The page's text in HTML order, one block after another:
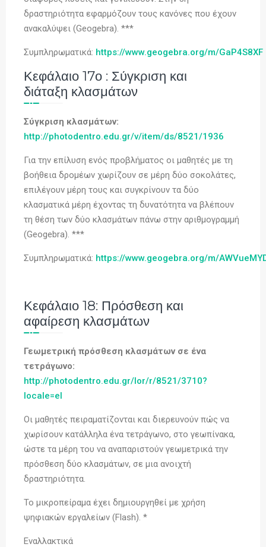
δραστηριότητα εφαρμόζουν τους κανόνες που έχουν
ανακαλύψει (Geogebra). ***
Συμπληρωματικά: https://www.geogebra.org/m/GaP4S8XF
Κεφάλαιο 17ο : Σύγκριση και
διάταξη κλασμάτων
Σύγκριση κλασμάτων:
http://photodentro.edu.gr/v/item/ds/8521/1936
Για την επίλυση ενός προβλήματος οι μαθητές με τη
βοήθεια δρομέων χωρίζουν σε μέρη δύο σοκολάτες,
επιλέγουν μέρη τους και συγκρίνουν τα δύο
κλασματικά μέρη έχοντας τη δυνατότητα να βλέπουν
τη θέση των δύο κλασμάτων πάνω στην αριθμογραμμή
(Geogebra). ***
Συμπληρωματικά: https://www.geogebra.org/m/
Κεφάλαιο 18: Πρόσθεση και
αφαίρεση κλασμάτων
Γεωμετρική πρόσθεση κλασμάτων σε ένα
τετράγωνο:
http://photodentro.edu.gr/lor/r/8521/3710?
locale=el
Οι μαθητές πειραματίζονται και διερευνούν πώς να
χωρίσουν κατάλληλα ένα τετράγωνο, στο γεωπίνακα,
ώστε τα μέρη του να αναπαριστούν γεωμετρικά την
πρόσθεση δύο κλασμάτων, σε μια ανοιχτή
δραστηριότητα.
To μικροπείραμα έχει δημιουργηθεί με χρήση
ψηφιακών εργαλείων (Flash). *
Εναλλακτικά